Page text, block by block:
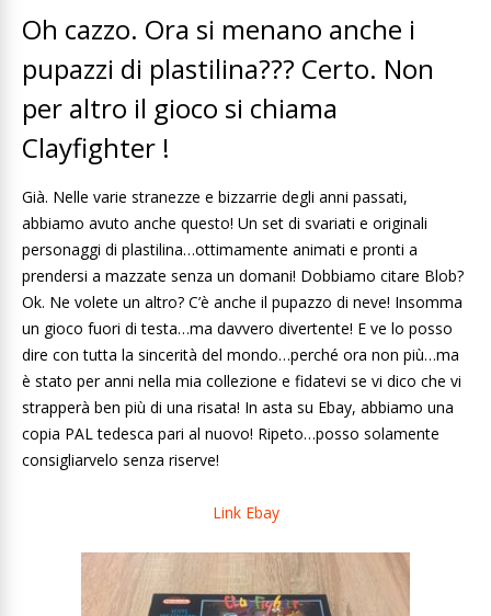
Oh cazzo. Ora si menano anche i
pupazzi di plastilina??? Certo. Non
per altro il gioco si chiama
Clayfighter !
Già. Nelle varie stranezze e bizzarrie degli anni passati,
abbiamo avuto anche questo! Un set di svariati e originali
personaggi di plastilina…ottimamente animati e pronti a
prendersi a mazzate senza un domani! Dobbiamo citare Blob?
Ok. Ne volete un altro? C’è anche il pupazzo di neve! Insomma
un gioco fuori di testa…ma davvero divertente! E ve lo posso
dire con tutta la sincerità del mondo…perché ora non più…ma
è stato per anni nella mia collezione e fidatevi se vi dico che vi
strapperà ben più di una risata! In asta su Ebay, abbiamo una
copia PAL tedesca pari al nuovo! Ripeto…posso solamente
consigliarvelo senza riserve!
Link Ebay